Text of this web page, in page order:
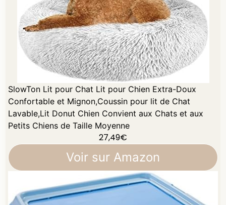
SlowTon Lit pour Chat Lit pour Chien Extra-Doux
Confortable et Mignon,Coussin pour lit de Chat
Lavable,Lit Donut Chien Convient aux Chats et aux
Petits Chiens de Taille Moyenne
27,49€
Voir sur Amazon